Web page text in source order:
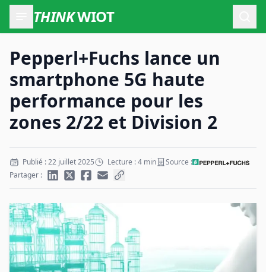
THINKWIOT
Pepperl+Fuchs lance un
smartphone 5G haute
performance pour les
zones 2/22 et Division 2
Publié : 22 juillet 2025 Lecture : 4 min
Source :
Partager :